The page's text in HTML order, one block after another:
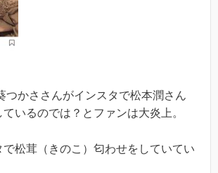
つかささんがインスタで松本潤さん
いるのでは？とファンは大炎上。
で松茸（きのこ）匂わせをしていてい